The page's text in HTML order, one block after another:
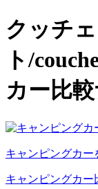
クッチ
ト/
カー比
キャンピングカー
キャンピングカー